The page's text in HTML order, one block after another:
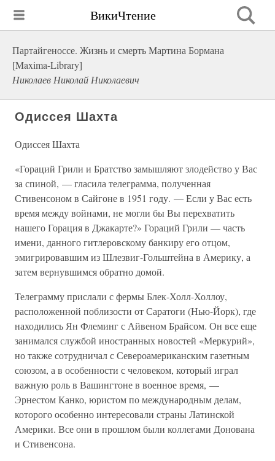
ВикиЧтение
Партайгеноссе. Жизнь и смерть Мартина Бормана
[Maxima-Library]
Николаев Николай Николаевич
Одиссея Шахта
Одиссея Шахта
«Гораций Грили и Братство замышляют злодейство у Вас
за спиной, — гласила телеграмма, полученная
Стивенсоном в Сайгоне в 1951 году. — Если у Вас есть
время между войнами, не могли бы Вы перехватить
нашего Горация в Джакарте?» Гораций Грили — часть
имени, данного гитлеровскому банкиру его отцом,
эмигрировавшим из Шлезвиг-Гольштейна в Америку, а
затем вернувшимся обратно домой.
Телеграмму прислали с фермы Блек-Холл-Холлоу,
расположенной поблизости от Саратоги (Нью-Йорк), где
находились Ян Флеминг с Айвеном Брайсом. Он все еще
занимался службой иностранных новостей «Меркурий»,
но также сотрудничал с Североамериканским газетным
союзом, а в особенности с человеком, который играл
важную роль в Вашингтоне в военное время, —
Эрнестом Канко, юристом по международным делам,
которого особенно интересовали страны Латинской
Америки. Все они в прошлом были коллегами Донована
и Стивенсона.